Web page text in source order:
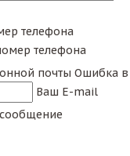
телефона
телефона
почты Ошибка в
Ваш E-mail